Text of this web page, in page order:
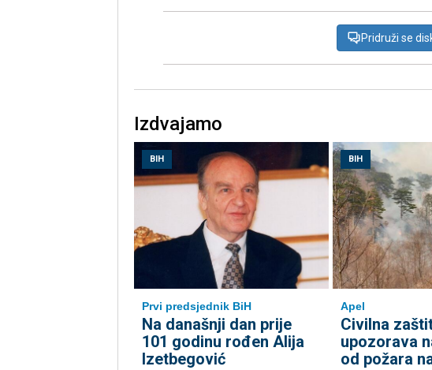
Pridruži se
Izdvajamo
BIH
Prvi predsjednik BiH
Na današnji dan prije
101 godinu rođen Alija
Izetbegović
BIH
Apel
Civilna
upozorava
od požara